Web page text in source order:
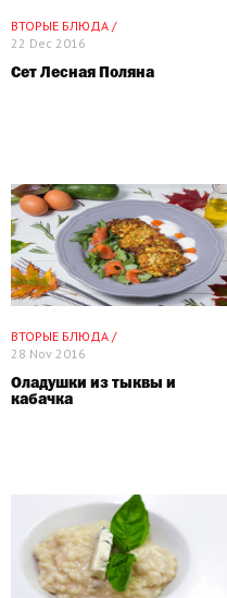
ВТОРЫЕ БЛЮДА /
22 Dec 2016
Сет Лесная Поляна
ВТОРЫЕ БЛЮДА /
28 Nov 2016
Оладушки из тыквы и
кабачка